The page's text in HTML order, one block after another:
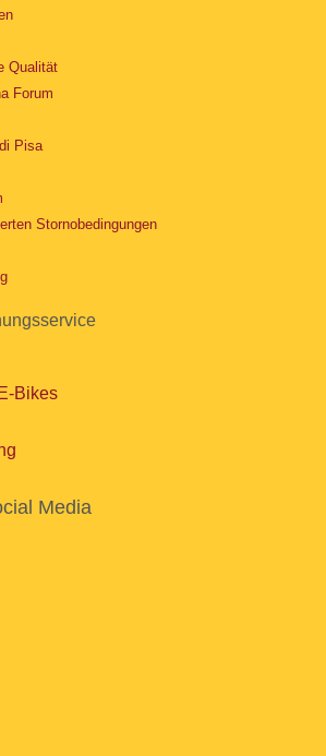
Qualität
Forum
Pisa
Stornobedingungen
Bikes
Media